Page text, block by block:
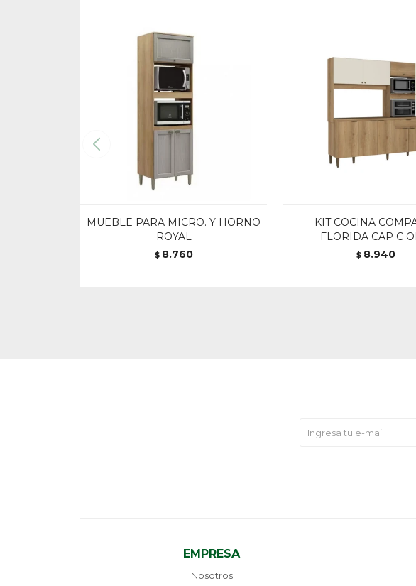
MUEBLE PARA MICRO. Y HORNO
ROYAL
$ 8.760
KIT COCINA
FLORIDA CAP C
$ 8.940
EMPRESA
Nosotros